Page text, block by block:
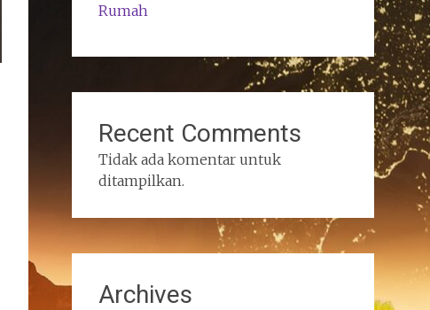
Rumah
Recent Comments
Tidak ada komentar untuk
ditampilkan.
Archives